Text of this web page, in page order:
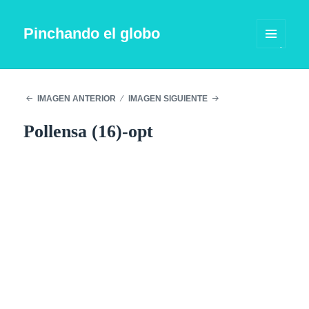
Pinchando el globo
WIDGETS
IMAGEN ANTERIOR IMAGEN SIGUIENTE
Pollensa (16)-opt